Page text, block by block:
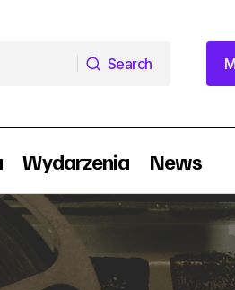
Search
Wydarzenia News
Grupa Sarigato